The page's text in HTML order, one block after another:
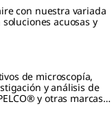
con nuestra variada
acuosas y
de microscopía,
y análisis de
y otras marcas